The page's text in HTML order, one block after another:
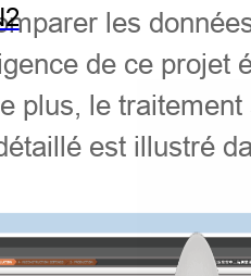
les
de ce projet
plus, le
est illustré